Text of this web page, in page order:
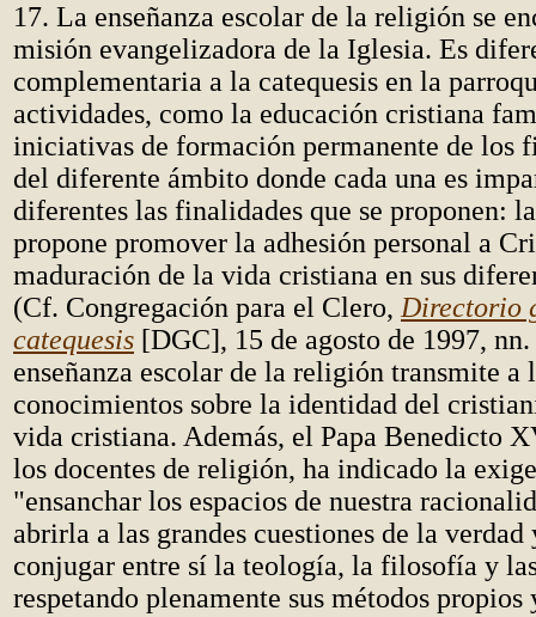
17. La enseñanza escolar de la religión se
misión evangelizadora de la Iglesia. Es
complementaria a la catequesis en la
actividades, como la educación cristiana
iniciativas de formación permanente de los
del diferente ámbito donde cada una es
diferentes las finalidades que se proponen:
propone promover la adhesión personal a
maduración de la vida cristiana en sus
(Cf. Congregación para el Clero, Directorio
catequesis [DGC], 15 de agosto de 1997,
enseñanza escolar de la religión transmite a
conocimientos sobre la identidad del
vida cristiana. Además, el Papa Benedicto
los docentes de religión, ha indicado la
"ensanchar los espacios de nuestra
abrirla a las grandes cuestiones de la
conjugar entre sí la teología, la filosofía y
respetando plenamente sus métodos propios